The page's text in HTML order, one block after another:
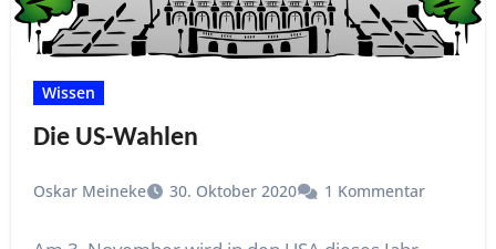
Wissen
Die US-Wahlen
Oskar Meineke 30. Oktober 2020 1 Kommentar